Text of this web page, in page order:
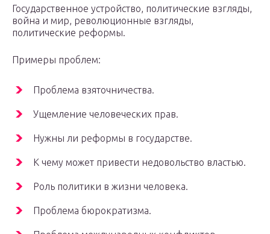
Государственное устройство, политические взгляды,
война и мир, революционные взгляды,
политические реформы.
Примеры проблем:
Проблема взяточничества.
Ущемление человеческих прав.
Нужны ли реформы в государстве.
К чему может привести недовольство властью.
Роль политики в жизни человека.
Проблема бюрократизма.